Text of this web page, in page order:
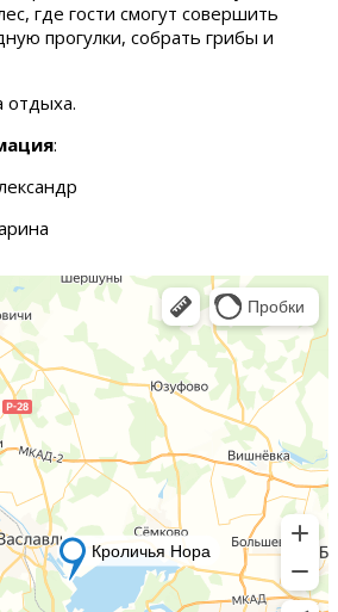
где гости смогут совершить
прогулки, собрать грибы и
отдыха.
: